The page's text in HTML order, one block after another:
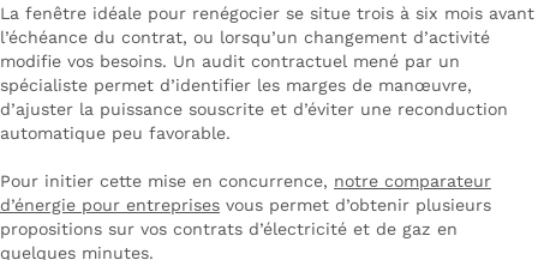
La fenêtre idéale pour renégocier se situe trois à six mois avant
l’échéance du contrat, ou lorsqu’un changement d’activité
modifie vos besoins. Un audit contractuel mené par un
spécialiste permet d’identifier les marges de manœuvre,
d’ajuster la puissance souscrite et d’éviter une reconduction
automatique peu favorable.
Pour initier cette mise en concurrence, notre comparateur
d’énergie pour entreprises vous permet d’obtenir plusieurs
propositions sur vos contrats d’électricité et de gaz en
quelques minutes.